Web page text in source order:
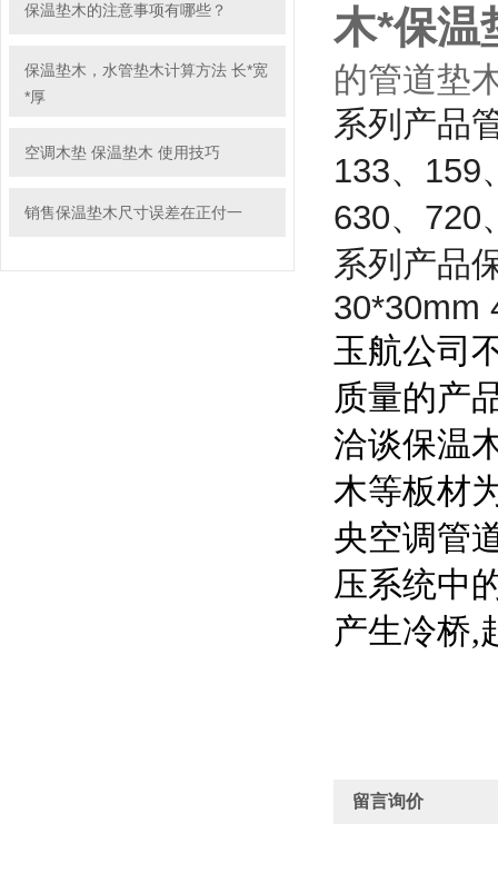
保温垫木的注意事项有哪些？
保温垫木，水管垫木计算方法 长*宽
*厚
空调木垫 保温垫木 使用技巧
销售保温垫木尺寸误差在正付一
木*保温
的管道垫
系列产品
133、159
630、720
系列产品
30*30mm
玉航公司
质量的产
洽谈保温
木等板材
央空调管
压系统中
产生冷桥,
留言询价